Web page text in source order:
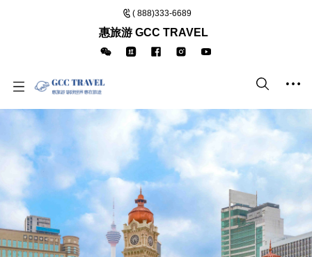
( 888)333-6689
惠旅游 GCC TRAVEL